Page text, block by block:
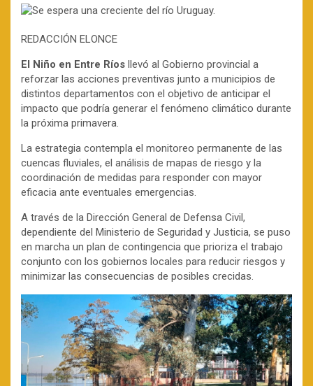
REDACCIÓN ELONCE
El Niño en Entre Ríos llevó al Gobierno provincial a
reforzar las acciones preventivas junto a municipios de
distintos departamentos con el objetivo de anticipar el
impacto que podría generar el fenómeno climático durante
la próxima primavera.
La estrategia contempla el monitoreo permanente de las
cuencas fluviales, el análisis de mapas de riesgo y la
coordinación de medidas para responder con mayor
eficacia ante eventuales emergencias.
A través de la Dirección General de Defensa Civil,
dependiente del Ministerio de Seguridad y Justicia, se puso
en marcha un plan de contingencia que prioriza el trabajo
conjunto con los gobiernos locales para reducir riesgos y
minimizar las consecuencias de posibles crecidas.